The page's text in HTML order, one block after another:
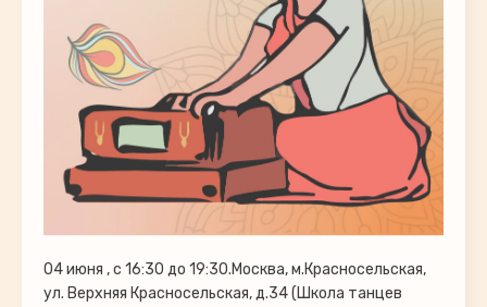
04 июня , с 16:30 до 19:30.Москва, м.Красносельская,
ул. Верхняя Красносельская, д.34 (Школа танцев